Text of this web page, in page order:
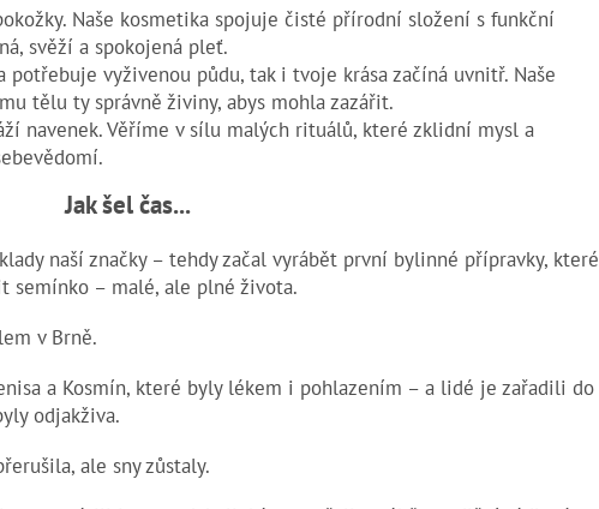
Naše kosmetika spojuje čisté přírodní složení s funkční
svěží a spokojená pleť.
potřebuje vyživenou půdu, tak i tvoje krása začíná uvnitř. Naše
tělu ty správně živiny, abys mohla zazářit.
navenek. Věříme v sílu malých rituálů, které zklidní mysl a
Jak šel čas...
naší značky – tehdy začal vyrábět první bylinné přípravky, které
– malé, ale plné života.
v Brně.
a Kosmín, které byly lékem i pohlazením – a lidé je zařadili do
odjakživa.
ale sny zůstaly.